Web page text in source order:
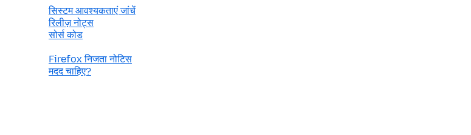
सिस्टम आवश्यकताएं जांचें
रिलीज़ नोट्स
सोर्स कोड
Firefox निजता नोटिस
मदद चाहिए?